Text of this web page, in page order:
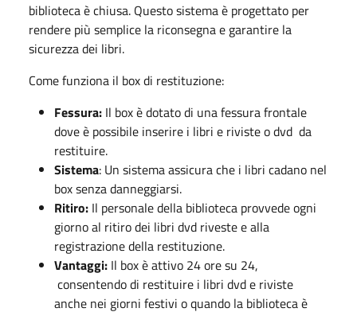
biblioteca è chiusa. Questo sistema è progettato per
rendere più semplice la riconsegna e garantire la
sicurezza dei libri.
Come funziona il box di restituzione:
Fessura: Il box è dotato di una fessura frontale
dove è possibile inserire i libri e riviste o dvd da
restituire.
Sistema: Un sistema assicura che i libri cadano nel
box senza danneggiarsi.
Ritiro: Il personale della biblioteca provvede ogni
giorno al ritiro dei libri dvd riveste e alla
registrazione della restituzione.
Vantaggi: Il box è attivo 24 ore su 24,
consentendo di restituire i libri dvd e riviste
anche nei giorni festivi o quando la biblioteca è